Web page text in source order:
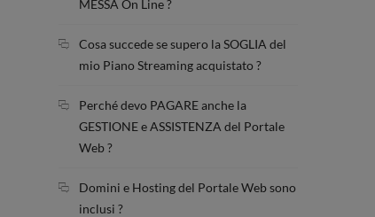
MESSA On Line ?
Cosa succede se supero la SOGLIA del
mio Piano Streaming acquistato ?
Perché devo PAGARE anche la
GESTIONE e ASSISTENZA del Portale
Web ?
Domini e Hosting del Portale Web sono
inclusi ?